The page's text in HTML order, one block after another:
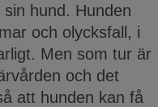
hund. Hunden
och olycksfall, i
Men som tur är
och det
att hunden kan få